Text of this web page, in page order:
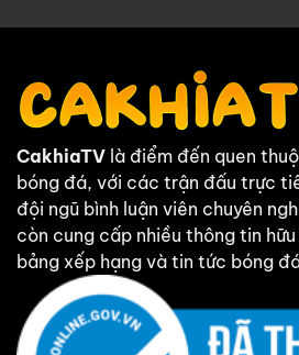
CakhiaTV là điểm đến quen
bóng đá, với các trận đấu trực
đội ngũ bình luận viên chuyên
còn cung cấp nhiều thông tin
bảng xếp hạng và tin tức bóng